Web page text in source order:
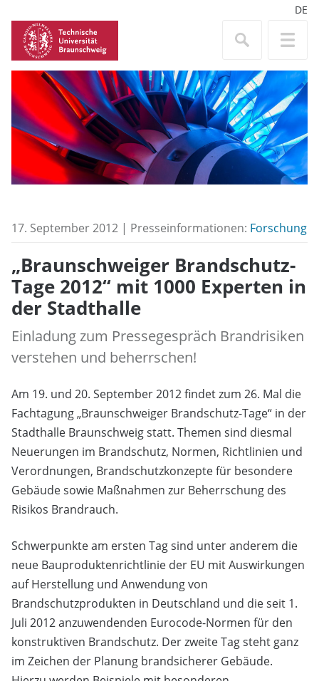
DE
17. September 2012 | Presseinformationen: Forschung
„Braunschweiger Brandschutz-
Tage 2012“ mit 1000 Experten in
der Stadthalle
Einladung zum Pressegespräch Brandrisiken
verstehen und beherrschen!
Am 19. und 20. September 2012 findet zum 26. Mal die
Fachtagung „Braunschweiger Brandschutz-Tage“ in der
Stadthalle Braunschweig statt. Themen sind diesmal
Neuerungen im Brandschutz, Normen, Richtlinien und
Verordnungen, Brandschutzkonzepte für besondere
Gebäude sowie Maßnahmen zur Beherrschung des
Risikos Brandrauch.
Schwerpunkte am ersten Tag sind unter anderem die
neue Bauproduktenrichtlinie der EU mit Auswirkungen
auf Herstellung und Anwendung von
Brandschutzprodukten in Deutschland und die seit 1.
Juli 2012 anzuwendenden Eurocode-Normen für den
konstruktiven Brandschutz. Der zweite Tag steht ganz
im Zeichen der Planung brandsicherer Gebäude.